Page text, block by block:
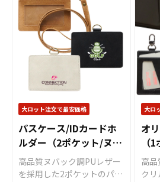
グにしっかりとカギなどを
固定することができますの
で、紛失の心配が少なくな
ります。こちらもお好みや
用途に合わせて選ぶことが
できます。 さらに、このモ
ーテルキーホルダーは表裏
両面へのプリントにも対応
可能です。表にはキャラク
ターや人物、裏には作品ロ
ゴや名前をプリントするな
どデザインの幅が広く、個
性的なオリジナルグッズを
作ることができます。 販売
ヤホンなどの小物収納にも
便利な実用アイテムです。
高級感のあるPUレザー素材
を使用しており、フルカラ
ー印刷でオリジナルデザイ
ンを鮮やかに表現できま
す。 使いやすさとデザイン
性を両立した定番グッズの
ため、キャラクターグッズ
やライブグッズ、企業ノベ
ルティなど幅広い用途で展
開可能。コンパクトサイズ
物販商品としても人気のア
イテムです。 販売に必要な
ッ
ラ
デザ
さ
ムで
で
ず、
ある
販売
取り
様は
け
て展
ル
大ロット注文で最安価格
パスケース/IDカードホ
ルダー（2ポケット/ヌバ
ック調）
高品質ヌバック調PUレザー
を採用した2ポケットのパス
大ロ
オ
（
プ
高
ク